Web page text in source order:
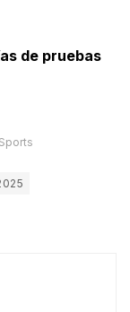
de pruebas